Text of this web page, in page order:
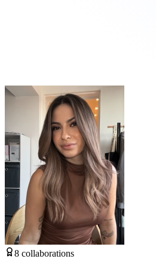
8 collaborations